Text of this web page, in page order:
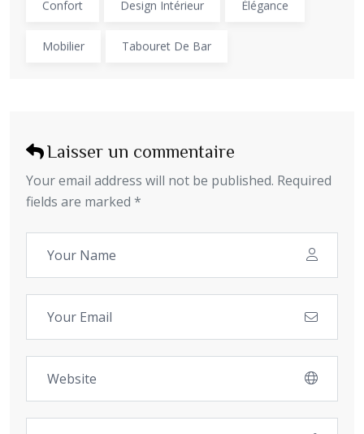
Confort Design Intérieur Élégance
Mobilier Tabouret De Bar
Laisser un commentaire
Your email address will not be published. Required
fields are marked *